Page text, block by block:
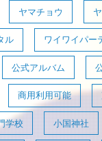
ヤマチョウ
ル ワイワイパー
公式アルバム
商用利用可能
学校 小国神社